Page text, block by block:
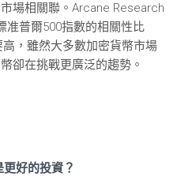
場相關聯。Arcane Research
准普爾500指數的相關性比
，雖然大多數加密貨幣市場
卻在挑戰更廣泛的趨勢。
好的投資？